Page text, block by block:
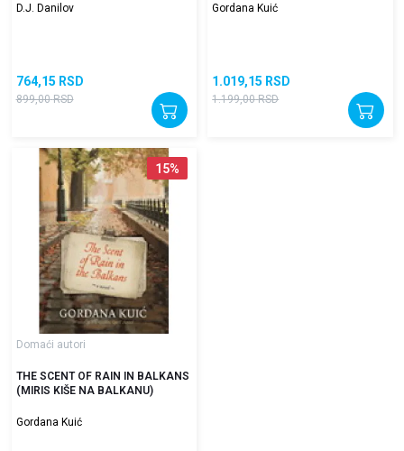
D.J. Danilov
764,15 RSD
899,00 RSD
Gordana Kuić
1.019,15 RSD
1.199,00 RSD
15%
Domaći autori
THE SCENT OF RAIN IN BALKANS
(MIRIS KIŠE NA BALKANU)
Gordana Kuić